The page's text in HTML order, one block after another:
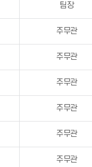
팀장
주무관
주무관
주무관
주무관
주무관
주무관